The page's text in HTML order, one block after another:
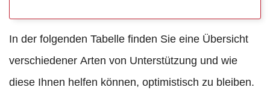
In der folgenden Tabelle finden Sie eine Übersicht
verschiedener Arten von Unterstützung und wie
diese Ihnen helfen können, optimistisch zu bleiben.